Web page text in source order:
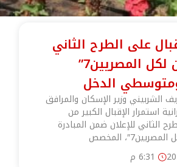
على الطرح الثاني
لإعلان “سكن لكل المصريين7”
الدخل
الشربيني وزير الإسكان والمرافق
استمرار الإقبال الكبير من
الثاني للإعلان ضمن المبادرة
المخصص
6:31 م